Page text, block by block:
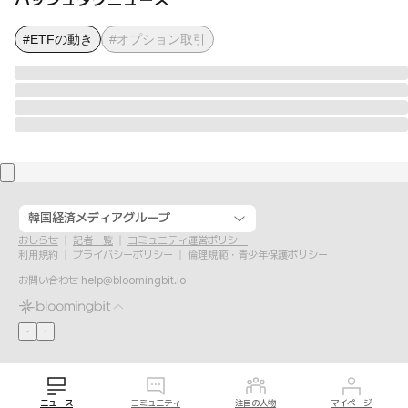
#ETFの動き #オプション取引
韓国経済メディアグループ
おしらせ 記者一覧
コミュニティ運営ポリシー
利用規約
プライバシーポリシー
倫理規範・青少年保護ポリシー
お問い合わせ help@bloomingbit.io
ニュース コミュニティ 注目の人物 マイページ